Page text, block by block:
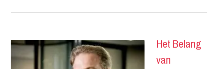
Het Belang
van